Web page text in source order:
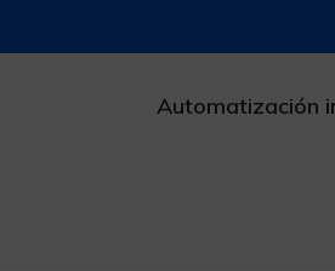
Automatización